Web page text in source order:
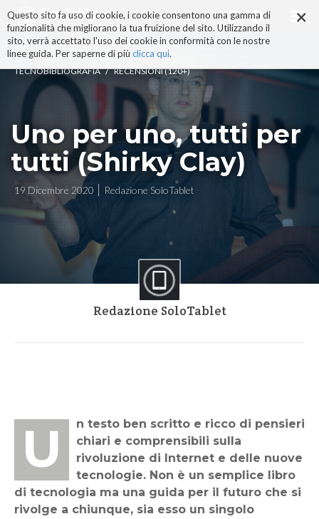
×
Questo sito fa uso di cookie, i cookie consentono una gamma di
funzionalità che migliorano la tua fruizione del sito. Utilizzando il
sito, verrà accettato l'uso dei cookie in conformità con le nostre
linee guida. Per saperne di più clicca qui.
ai
contenuti.
|
alla
navigazione
TECNOBIBLIOGRAFIA / RECENSIONI (120+)
Uno per uno, tutti per
tutti (Shirky Clay)
19 Dicembre 2020 Redazione SoloTablet
Redazione SoloTablet
Un testo ben scritto e ricco di pensieri
chiari e comprensibili sulla
rivoluzione di Internet e delle nuove
tecnologie. Non è un semplice libro
di tecnologia ma una guida per il futuro che si
rivolge a chiunque, sia esso un singolo